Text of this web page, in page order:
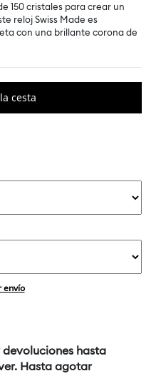
150 cristales para crear un
reloj Swiss Made es
con una brillante corona de
envío
devoluciones hasta
Hasta agotar